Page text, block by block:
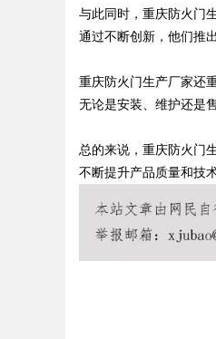
!
与此同时，重庆防火门
通过不断创新，他们推
重庆防火门生产厂家还
无论是安装、维护还是
总的来说，重庆防火门
不断提升产品质量和技